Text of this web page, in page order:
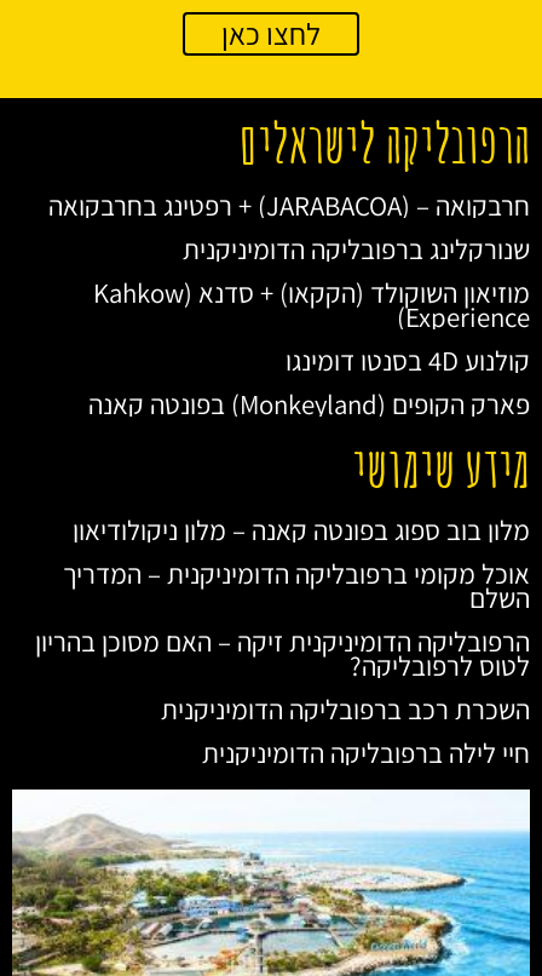
לחצו כאן
הרפובליקה לישראלים
חרבקואה – (JARABACOA) + רפטינג בחרבקואה
שנורקלינג ברפובליקה הדומיניקנית
מוזיאון השוקולד (הקקאו) + סדנא (Kahkow
Experience)
קולנוע 4D בסנטו דומינגו
פארק הקופים (Monkeyland) בפונטה קאנה
מידע שימושי
מלון בוב ספוג בפונטה קאנה – מלון ניקולודיאון
אוכל מקומי ברפובליקה הדומיניקנית – המדריך
השלם
הרפובליקה הדומיניקנית זיקה – האם מסוכן בהריון
לטוס לרפובליקה?
השכרת רכב ברפובליקה הדומיניקנית
חיי לילה ברפובליקה הדומיניקנית